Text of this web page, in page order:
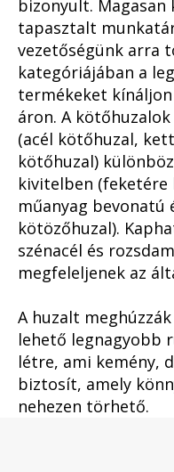
bizonyult.
tapasztalt
vezetőségünk arra
kategóriájában a
termékeket
áron. A
(acél kötőhuzal,
kötőhuzal)
kivitelben
műanyag bevonatú
kötözőhuzal).
szénacél és
megfeleljenek az
A huzalt
lehető legnagyobb
létre, ami kemény,
biztosít, amely
nehezen törhető.